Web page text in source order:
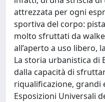
attrezzata per ogni
sportiva del corpo:
molto sfruttati da
all’aperto a uso libero,
La storia urbanistica di
dalla capacità di
riqualificazione, grandi
Esposizioni Universali